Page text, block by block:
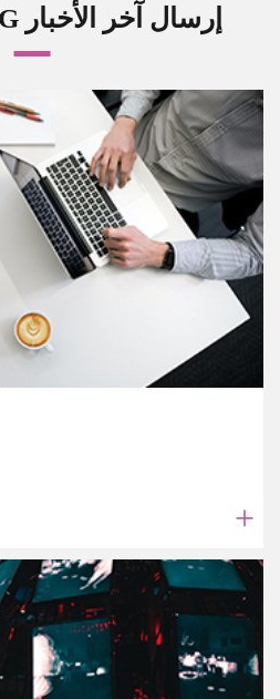
argrating FBG إرسال آخر الأخبار
+